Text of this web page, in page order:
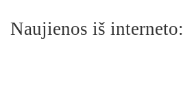
Naujienos iš interneto: